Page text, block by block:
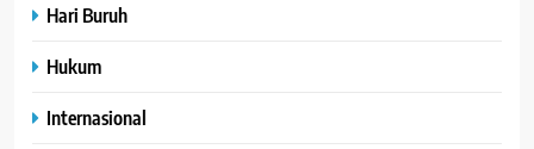
Hari Buruh
Hukum
Internasional